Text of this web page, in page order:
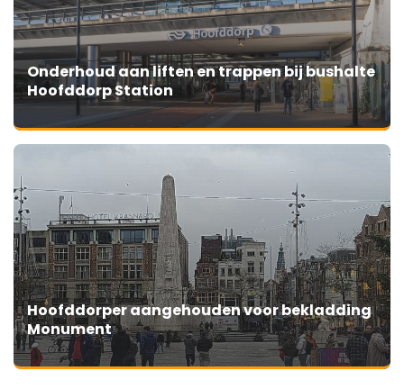
Onderhoud aan liften en trappen bij bushalte
Hoofddorp Station
Hoofddorper aangehouden voor bekladding
Monument